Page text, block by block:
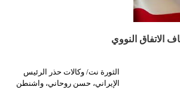
الاتفاق النووي
الثورة نت/ وكالات حذر الرئيس
الإيراني، حسن روحاني، واشنطن